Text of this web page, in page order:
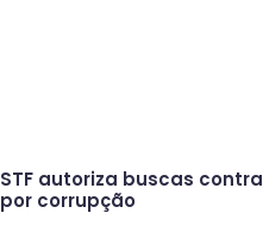
STF autoriza buscas
por corrupção